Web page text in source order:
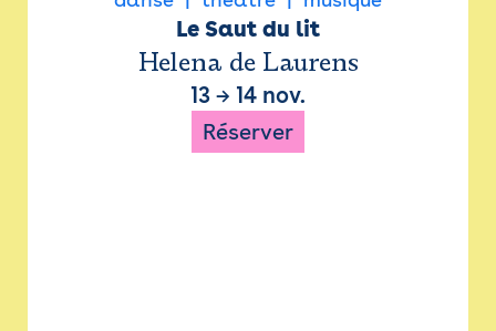
Le Saut du lit
Helena de Laurens
13 → 14 nov.
Réserver